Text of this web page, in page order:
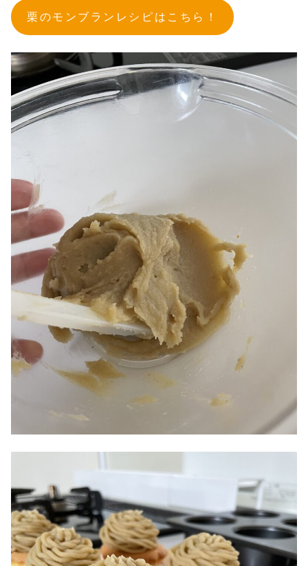
栗のモンブランレシピはこちら！